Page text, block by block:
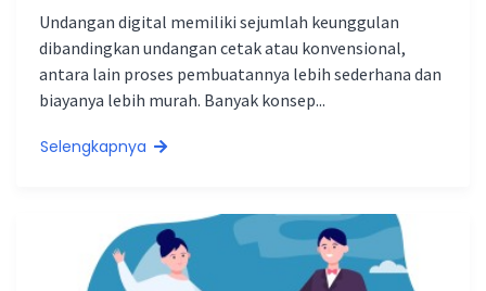
Undangan digital memiliki sejumlah keunggulan
dibandingkan undangan cetak atau konvensional,
antara lain proses pembuatannya lebih sederhana dan
biayanya lebih murah. Banyak konsep...
Selengkapnya